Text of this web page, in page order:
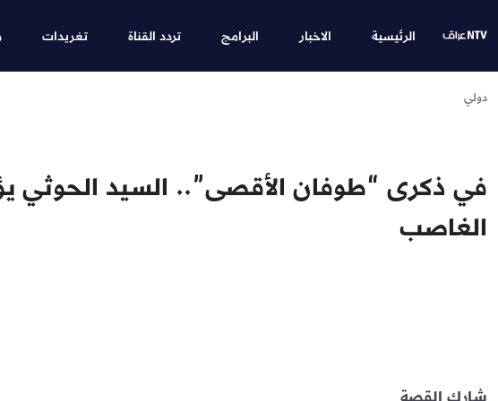
الرئيسية الاخبار البرامج تردد القناة تغريدات
دولي
في ذكرى “طوفان الأقصى”.. السيد الحوثي
الغاصب